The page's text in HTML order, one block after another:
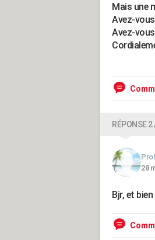
Mais une
Avez-
Avez-
RÉPONSE 2
28
Bjr, et